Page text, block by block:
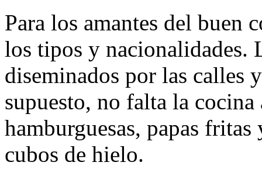
Para los amantes del buen
los tipos y nacionalidades.
diseminados por las calles
supuesto, no falta la cocina
hamburguesas, papas
cubos de hielo.